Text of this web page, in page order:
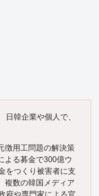
韓企業や個人で、
徴用工問題の解決策
よる募金で300億ウ
をつくり被害者に支
複数の韓国メディア
府や専門家による官